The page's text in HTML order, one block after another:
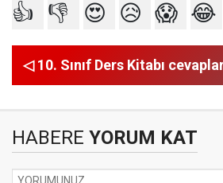
👍 👎 😍 😥 😱 😂
◁ 10. Sınıf Ders Kitabı
HABERE YORUM KAT